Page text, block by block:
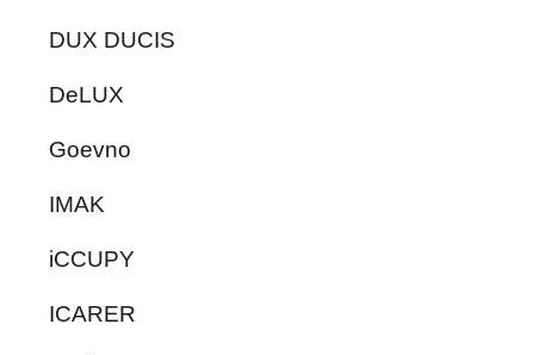
DUX DUCIS
DeLUX
Goevno
IMAK
iCCUPY
ICARER